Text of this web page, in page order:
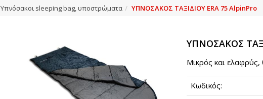
Υπνόσακοι sleeping bag, υποστρώματα ΥΠΝΟΣΑΚΟΣ ΤΑΞΙΔΙΟΥ ERA 75 AlpinPro
ΥΠΝΟΣΑΚΟΣ
Μικρός και ελαφρύς,
Κωδικός: